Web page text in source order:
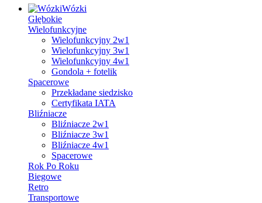
Wózki
Głębokie
Wielofunkcyjne
Wielofunkcyjny 2w1
Wielofunkcyjny 3w1
Wielofunkcyjny 4w1
Gondola + fotelik
Spacerowe
Przekładane siedzisko
Certyfikata IATA
Bliźniacze
Bliźniacze 2w1
Bliźniacze 3w1
Bliźniacze 4w1
Spacerowe
Rok Po Roku
Biegowe
Retro
Transportowe